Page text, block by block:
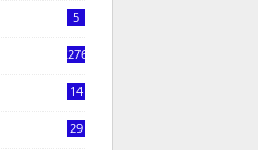
5
276
14
29